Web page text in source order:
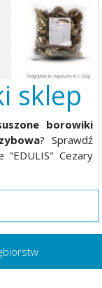
sklep
borowiki
? Sprawdź
Cezary